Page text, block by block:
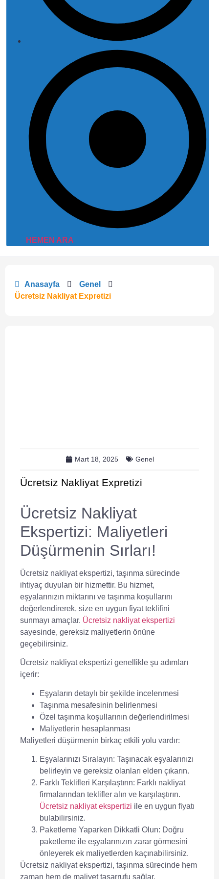
HEMEN ARA
Anasayfa
Genel
Ücretsiz Nakliyat Expretizi
Mart 18, 2025 Genel
Ücretsiz Nakliyat Expretizi
Ücretsiz Nakliyat
Ekspertizi: Maliyetleri
Düşürmenin Sırları!
Ücretsiz nakliyat ekspertizi, taşınma sürecinde
ihtiyaç duyulan bir hizmettir. Bu hizmet,
eşyalarınızın miktarını ve taşınma koşullarını
değerlendirerek, size en uygun fiyat teklifini
sunmayı amaçlar. Ücretsiz nakliyat ekspertizi
sayesinde, gereksiz maliyetlerin önüne
geçebilirsiniz.
Ücretsiz nakliyat ekspertizi genellikle şu adımları
içerir:
Eşyaların detaylı bir şekilde incelenmesi
Taşınma mesafesinin belirlenmesi
Özel taşınma koşullarının değerlendirilmesi
Maliyetlerin hesaplanması
Maliyetleri düşürmenin birkaç etkili yolu vardır:
Eşyalarınızı Sıralayın: Taşınacak eşyalarınızı
belirleyin ve gereksiz olanları elden çıkarın.
Farklı Teklifleri Karşılaştırın: Farklı nakliyat
firmalarından teklifler alın ve karşılaştırın.
Ücretsiz nakliyat ekspertizi ile en uygun fiyatı
bulabilirsiniz.
Paketleme Yaparken Dikkatli Olun: Doğru
paketleme ile eşyalarınızın zarar görmesini
önleyerek ek maliyetlerden kaçınabilirsiniz.
Ücretsiz nakliyat ekspertizi, taşınma sürecinde hem
zaman hem de maliyet tasarrufu sağlar.